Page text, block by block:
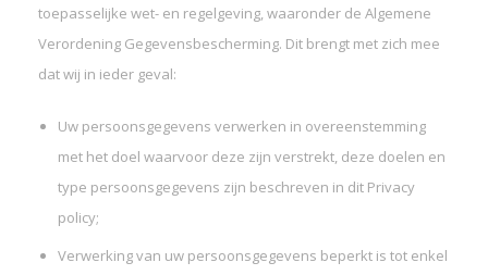
toepasselijke wet- en regelgeving, waaronder de Algemene
Verordening Gegevensbescherming. Dit brengt met zich mee
dat wij in ieder geval:
Uw persoonsgegevens verwerken in overeenstemming
met het doel waarvoor deze zijn verstrekt, deze doelen en
type persoonsgegevens zijn beschreven in dit Privacy
policy;
Verwerking van uw persoonsgegevens beperkt is tot enkel